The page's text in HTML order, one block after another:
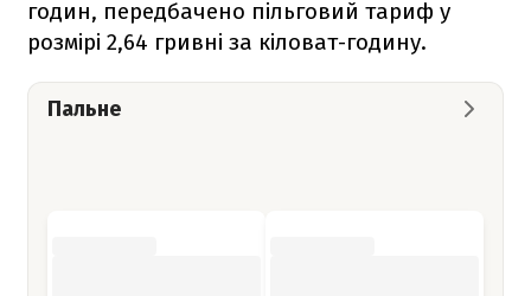
годин, передбачено пільговий тариф у
розмірі 2,64 гривні за кіловат-годину.
Пальне